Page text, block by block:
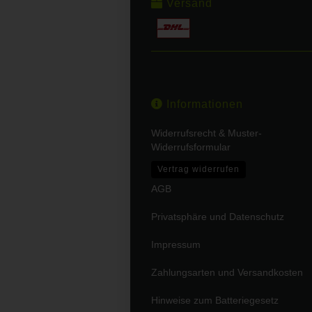
Versand
Informationen
Widerrufsrecht & Muster-
Widerrufsformular
Vertrag widerrufen
AGB
Privatsphäre und Datenschutz
Impressum
Zahlungsarten und Versandkosten
Hinweise zum Batteriegesetz